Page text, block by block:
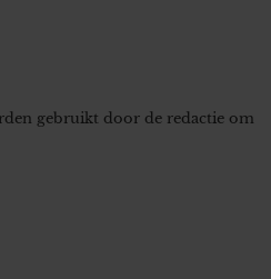
gebruikt door de redactie om